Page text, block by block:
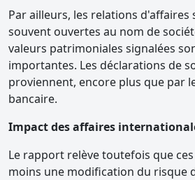
Par ailleurs, les relations d'affaires
souvent ouvertes au nom de
valeurs patrimoniales signalées
importantes. Les déclarations de
proviennent, encore plus que par
bancaire.
Impact des affaires
Le rapport relève toutefois que
moins une modification du risque